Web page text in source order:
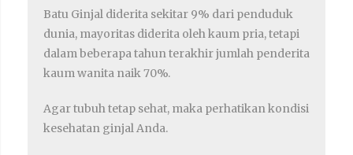
Batu Ginjal diderita sekitar 9% dari penduduk
dunia, mayoritas diderita oleh kaum pria, tetapi
dalam beberapa tahun terakhir jumlah penderita
kaum wanita naik 70%.
Agar tubuh tetap sehat, maka perhatikan kondisi
kesehatan ginjal Anda.